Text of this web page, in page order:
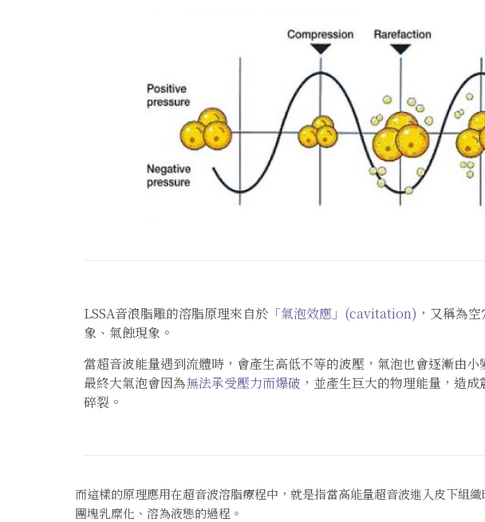
LSSA音浪脂雕的溶脂原理來自於 「氣泡效應」(cavitation) ，又稱為
象、氣蝕現象。
當超音波能量遇到流體時，會產生高低不等的波壓，氣泡也會逐漸由小
最終大氣泡會因為無法承受壓力而爆破 ，並產生巨大的物理能量，造成
碎裂。
而這樣的原理應用在超音波溶脂療程中，就是指當高能量超音波進入皮下組
團塊乳糜化、溶為液態的過程。